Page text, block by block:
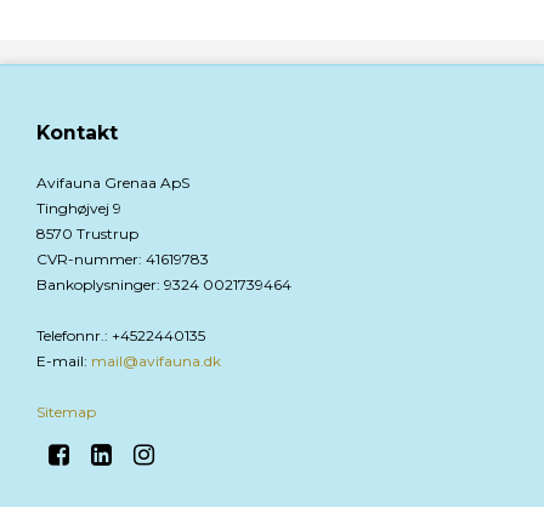
Kontakt
Avifauna Grenaa ApS
Tinghøjvej 9
8570 Trustrup
CVR-nummer: 41619783
Bankoplysninger: 9324 0021739464
Telefonnr. : +4522440135
E-mail: mail@avifauna.dk
Sitemap